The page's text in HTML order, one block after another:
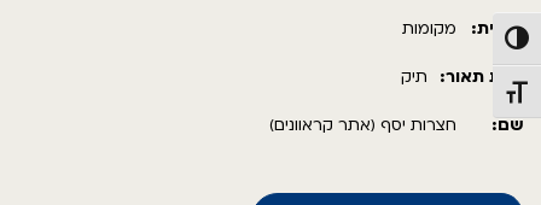
הפעל/כבה ניגודיות גבוהה
מתג גודל גופן
תבנית: מקומות
רמת תאור: תיק
שם: חצרות יסף (אתר קראוונים)